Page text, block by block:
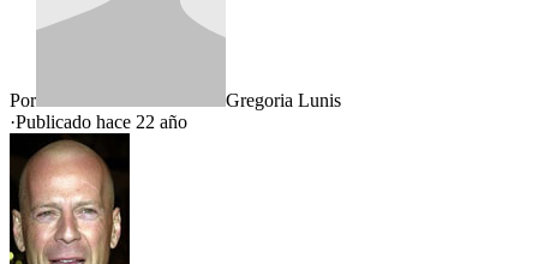
Por
Gregoria Lunis
·Publicado hace 22 año